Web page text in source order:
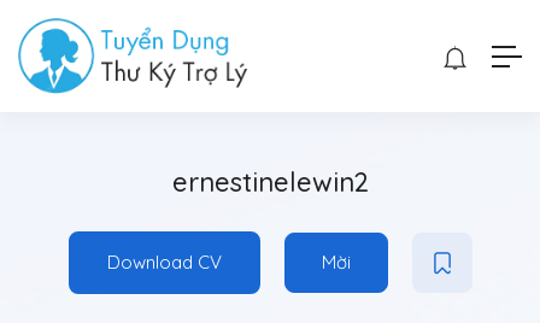
ernestinelewin2
Download CV Mời